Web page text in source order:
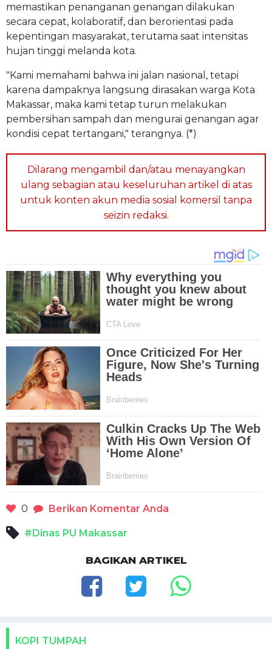
memastikan penanganan genangan dilakukan
secara cepat, kolaboratif, dan berorientasi pada
kepentingan masyarakat, terutama saat intensitas
hujan tinggi melanda kota.
"Kami memahami bahwa ini jalan nasional, tetapi
karena dampaknya langsung dirasakan warga Kota
Makassar, maka kami tetap turun melakukan
pembersihan sampah dan mengurai genangan agar
kondisi cepat tertangani," terangnya. (*)
Dilarang mengambil dan/atau menayangkan
ulang sebagian atau keseluruhan artikel di atas
untuk konten akun media sosial komersil tanpa
seizin redaksi.
0 Berikan Komentar Anda
#Dinas PU Makassar
BAGIKAN ARTIKEL
KOPI TUMPAH